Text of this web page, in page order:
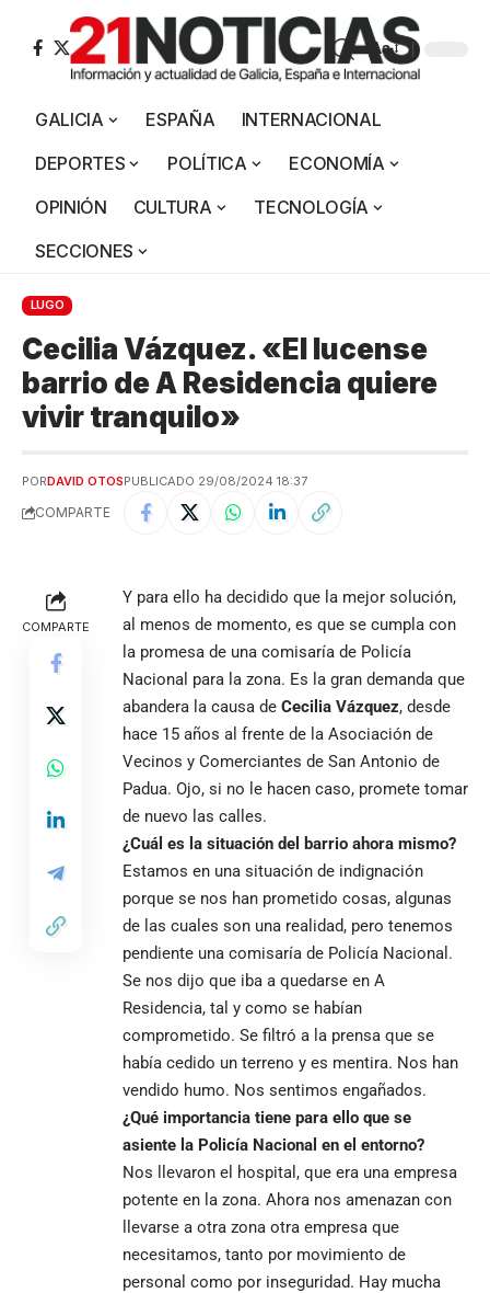
Aa
GALICIA ESPAÑA
INTERNACIONAL
DEPORTES
POLÍTICA
ECONOMÍA
OPINIÓN
CULTURA
TECNOLOGÍA
SECCIONES
LUGO
Cecilia Vázquez. «El lucense
barrio de A Residencia quiere
vivir tranquilo»
PORDAVID OTOSPUBLICADO 29/08/2024 18:37
COMPARTE
COMPARTE
Y para ello ha decidido que la mejor solución,
al menos de momento, es que se cumpla con
la promesa de una comisaría de Policía
Nacional para la zona. Es la gran demanda que
abandera la causa de Cecilia Vázquez, desde
hace 15 años al frente de la Asociación de
Vecinos y Comerciantes de San Antonio de
Padua. Ojo, si no le hacen caso, promete tomar
de nuevo las calles.
¿Cuál es la situación del barrio ahora mismo?
Estamos en una situación de indignación
porque se nos han prometido cosas, algunas
de las cuales son una realidad, pero tenemos
pendiente una comisaría de Policía Nacional.
Se nos dijo que iba a quedarse en A
Residencia, tal y como se habían
comprometido. Se filtró a la prensa que se
había cedido un terreno y es mentira. Nos han
vendido humo. Nos sentimos engañados.
¿Qué importancia tiene para ello que se
asiente la Policía Nacional en el entorno?
Nos llevaron el hospital, que era una empresa
potente en la zona. Ahora nos amenazan con
llevarse a otra zona otra empresa que
necesitamos, tanto por movimiento de
personal como por inseguridad. Hay mucha